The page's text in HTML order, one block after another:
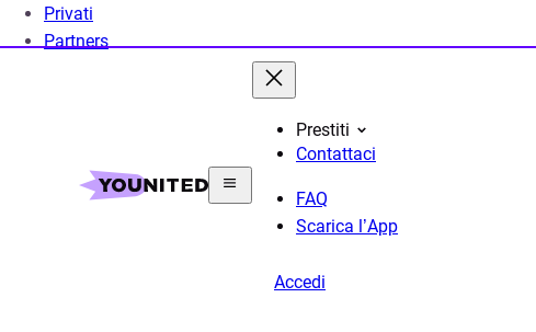
Privati
Partners
Prestiti
Contattaci
FAQ
Scarica l’App
Accedi
Testimonianze & Recensioni
Younited Credit: